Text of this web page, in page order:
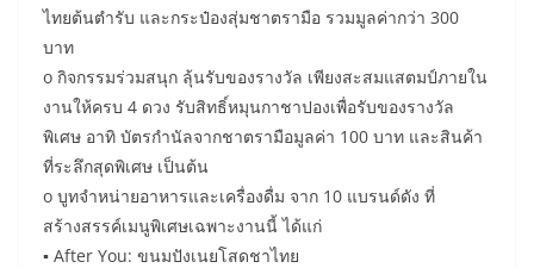
ไทยต้นตำรับ และกระป๋องสุ่มชาตรามือ รวมมูลค่ากว่า 300
บาท
o กิจกรรมร่วมสนุก ลุ้นรับของรางวัล เพียงสะสมแสตมป์ภายใน
งานให้ครบ 4 ดวง รับสิทธิ์หมุนกาชาปองเพื่อรับของรางวัล
พิเศษ อาทิ บัตรกำนัลจากชาตรามือมูลค่า 100 บาท และสินค้า
ที่ระลึกสุดพิเศษ เป็นต้น
o บูทจำหน่ายอาหารและเครื่องดื่ม จาก 10 แบรนด์ดัง ที่
สร้างสรรค์เมนูพิเศษเฉพาะงานนี้ ได้แก่
▪ After You: ขนมปังเนยโสดชาไทย